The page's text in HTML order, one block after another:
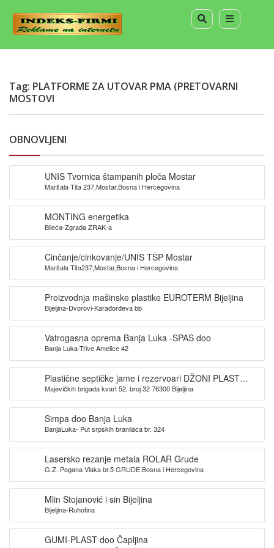
Tag: PLATFORME ZA UTOVAR PMA (PRETOVARNI
MOSTOVI
OBNOVLJENI
UNIS Tvornica štampanih ploča Mostar
Maršala Tita 237,Mostar,Bosna i Hercegovina
MONTING energetika
Bileća-Zgrada ZRAK-a
Cinčanje/cinkovanje/UNIS TŠP Mostar
Maršala Tita237,Mostar,Bosna i Hercegovina
Proizvodnja mašinske plastike EUROTERM Bijeljina
Bijeljina-Dvorovi-Karađorđeva bb
Vatrogasna oprema Banja Luka -SPAS doo
Banja Luka-Trive Amelice 42
Plastične septičke jame i rezervoari DŽONI PLAST
Bijeljina
Majevičkih brigada kvart 52, broj 32 76300 Bijeljina
Simpa doo Banja Luka
BanjaLuka- Put srpskih branilaca br. 324
Lasersko rezanje metala ROLAR Grude
G.Z. Pogana Vlaka br.5 GRUDE.Bosna i Hercegovina
Mlin Stojanović i sin Bijeljina
Bijeljina-Ruhotina
GUMI-PLAST doo Čapljina